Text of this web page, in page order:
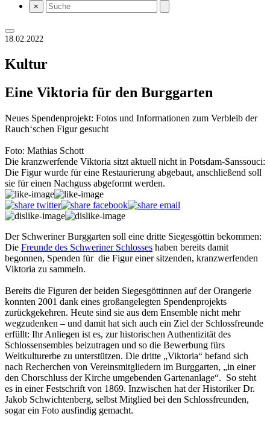
×
18.02.2022
Kultur
Eine Viktoria für den Burggarten
Neues Spendenprojekt: Fotos und Informationen zum Verbleib der
Rauch‘schen Figur gesucht
Foto: Mathias Schott
Die kranzwerfende Viktoria sitzt aktuell nicht in Potsdam-Sanssouci:
Die Figur wurde für eine Restaurierung abgebaut, anschließend soll
sie für einen Nachguss abgeformt werden.
Der Schweriner Burggarten soll eine dritte Siegesgöttin bekommen:
Die Freunde des Schweriner Schlosses haben bereits damit
begonnen, Spenden für die Figur einer sitzenden, kranzwerfenden
Viktoria zu sammeln.
Bereits die Figuren der beiden Siegesgöttinnen auf der Orangerie
konnten 2001 dank eines großangelegten Spendenprojekts
zurückgekehren. Heute sind sie aus dem Ensemble nicht mehr
wegzudenken – und damit hat sich auch ein Ziel der Schlossfreunde
erfüllt: Ihr Anliegen ist es, zur historischen Authentizität des
Schlossensembles beizutragen und so die Bewerbung fürs
Weltkulturerbe zu unterstützen. Die dritte „Viktoria“ befand sich
nach Recherchen von Vereinsmitgliedern im Burggarten, „in einer
den Chorschluss der Kirche umgebenden Gartenanlage“. So steht
es in einer Festschrift von 1869. Inzwischen hat der Historiker Dr.
Jakob Schwichtenberg, selbst Mitglied bei den Schlossfreunden,
sogar ein Foto ausfindig gemacht.